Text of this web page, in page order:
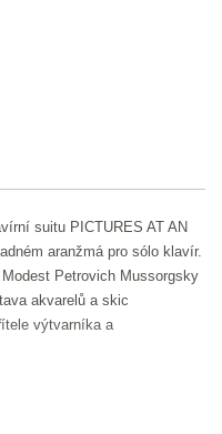
suitu PICTURES AT AN
aranžmá pro sólo klavír.
Petrovich Mussorgsky
akvarelů a skic
výtvarníka a